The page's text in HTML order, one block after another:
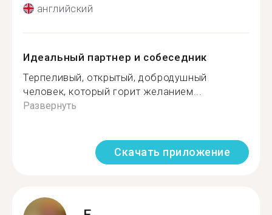
английский
Идеальный партнер и собеседник
Терпеливый, открытый, добродушный
человек, который горит желанием...
Развернуть
Скачать приложение